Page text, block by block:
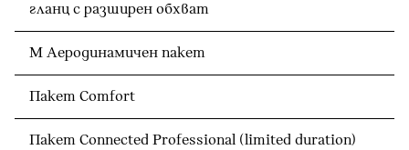
гланц с разширен обхват
М Аеродинамичен пакет
Пакет Comfort
Пакет Connected Professional (limited duration)